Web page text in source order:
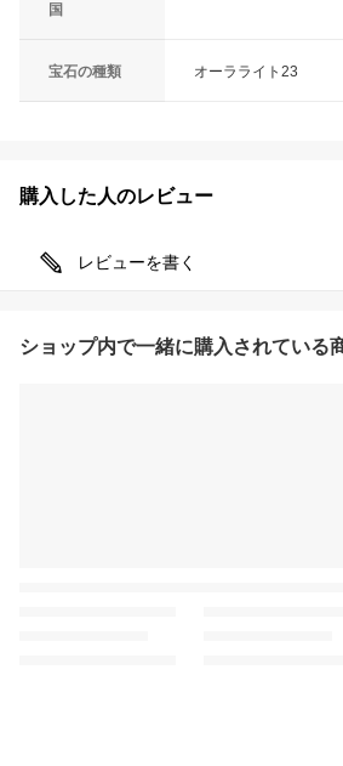
国
宝石の種類 オーラライト23
購入した人のレビュー
レビューを書く
ショップ内で一緒に購入されている